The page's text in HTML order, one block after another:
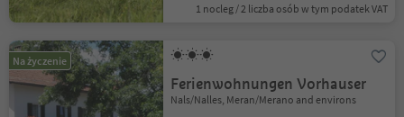
1 nocleg / 2 liczba osób w tym podatek VAT
Na życzenie
Ferienwohnungen Vorhauser
Nals/Nalles, Meran/Merano and environs